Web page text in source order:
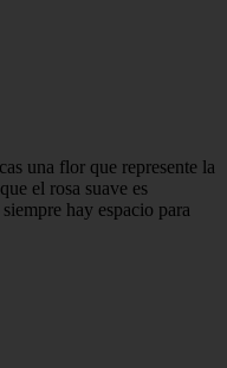
una flor que represente la
el rosa suave es
hay espacio para